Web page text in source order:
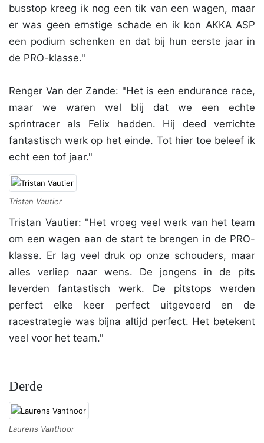
busstop kreeg ik nog een tik van een wagen, maar
er was geen ernstige schade en ik kon AKKA ASP
een podium schenken en dat bij hun eerste jaar in
de PRO-klasse."
Renger Van der Zande: "Het is een endurance race,
maar we waren wel blij dat we een echte
sprintracer als Felix hadden. Hij deed verrichte
fantastisch werk op het einde. Tot hier toe beleef ik
echt een tof jaar."
Tristan Vautier
Tristan Vautier: "Het vroeg veel werk van het team
om een wagen aan de start te brengen in de PRO-
klasse. Er lag veel druk op onze schouders, maar
alles verliep naar wens. De jongens in de pits
leverden fantastisch werk. De pitstops werden
perfect elke keer perfect uitgevoerd en de
racestrategie was bijna altijd perfect. Het betekent
veel voor het team."
Derde
Laurens Vanthoor